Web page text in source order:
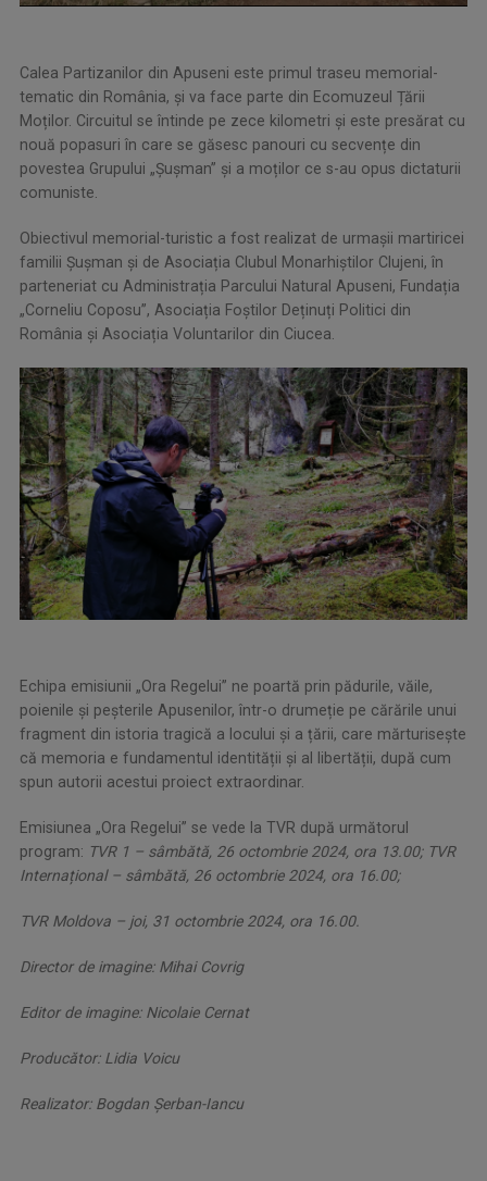
Calea Partizanilor din Apuseni este primul traseu memorial-
tematic din România, și va face parte din Ecomuzeul Țării
Moților. Circuitul se întinde pe zece kilometri și este presărat cu
nouă popasuri în care se găsesc panouri cu secvențe din
povestea Grupului „Șușman” și a moților ce s-au opus dictaturii
comuniste.
Obiectivul memorial-turistic a fost realizat de urmașii martiricei
familii Șușman și de Asociația Clubul Monarhiștilor Clujeni, în
parteneriat cu Administrația Parcului Natural Apuseni, Fundația
„Corneliu Coposu”, Asociația Foștilor Deținuți Politici din
România și Asociația Voluntarilor din Ciucea.
Echipa emisiunii „Ora Regelui” ne poartă prin pădurile, văile,
poienile și peșterile Apusenilor, într-o drumeție pe cărările unui
fragment din istoria tragică a locului și a țării, care mărturisește
că memoria e fundamentul identității și al libertății, după cum
spun autorii acestui proiect extraordinar.
Emisiunea „Ora Regelui” se vede la TVR după următorul
program: TVR 1 – sâmbătă, 26 octombrie 2024, ora 13.00; TVR
Internațional – sâmbătă, 26 octombrie 2024, ora 16.00;
TVR Moldova – joi, 31 octombrie 2024, ora 16.00.
Director de imagine: Mihai Covrig
Editor de imagine: Nicolaie Cernat
Producător: Lidia Voicu
Realizator: Bogdan Șerban-Iancu